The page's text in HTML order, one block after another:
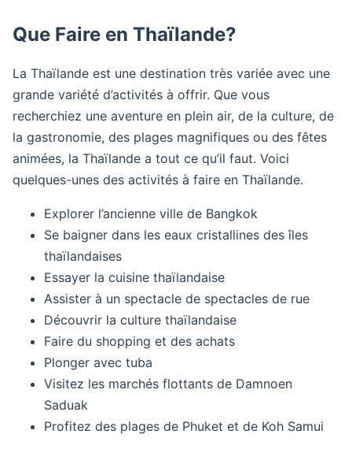
Que Faire en Thaïlande?
La Thaïlande est une destination très variée avec une
grande variété d’activités à offrir. Que vous
recherchiez une aventure en plein air, de la culture, de
la gastronomie, des plages magnifiques ou des fêtes
animées, la Thaïlande a tout ce qu’il faut. Voici
quelques-unes des activités à faire en Thaïlande.
Explorer l’ancienne ville de Bangkok
Se baigner dans les eaux cristallines des îles
thaïlandaises
Essayer la cuisine thaïlandaise
Assister à un spectacle de spectacles de rue
Découvrir la culture thaïlandaise
Faire du shopping et des achats
Plonger avec tuba
Visitez les marchés flottants de Damnoen
Saduak
Profitez des plages de Phuket et de Koh Samui